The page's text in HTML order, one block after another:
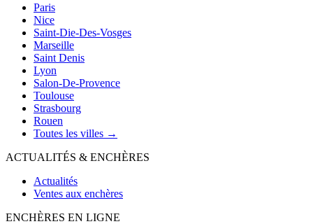
Paris
Nice
Saint-Die-Des-Vosges
Marseille
Saint Denis
Lyon
Salon-De-Provence
Toulouse
Strasbourg
Rouen
Toutes les villes →
ACTUALITÉS & ENCHÈRES
Actualités
Ventes aux enchères
ENCHÈRES EN LIGNE